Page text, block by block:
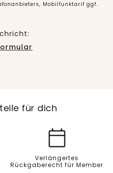
Mobilfunktarif ggf.
für dich
Verlängertes
Rückgaberecht für Member